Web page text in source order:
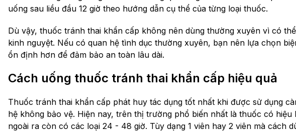
uống sau liều đầu 12 giờ theo hướng dẫn cụ thể của từng loại thuốc.
Dù vậy, thuốc tránh thai khẩn cấp không nên dùng thường xuyên vì có
kinh nguyệt. Nếu có quan hệ tình dục thường xuyên, bạn nên lựa chọn
ổn định hơn để đảm bảo an toàn lâu dài.
Cách uống thuốc tránh thai khẩn cấp hiệu quả
Thuốc tránh thai khẩn cấp phát huy tác dụng tốt nhất khi được sử dụng
hệ không bảo vệ. Hiện nay, trên thị trường phổ biến nhất là thuốc có hiệu
ngoài ra còn có các loại 24 - 48 giờ. Tùy dạng 1 viên hay 2 viên mà cách